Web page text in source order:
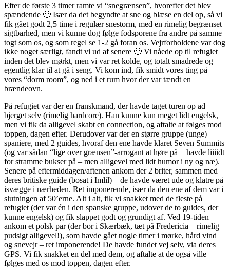
Efter de første 3 timer ramte vi “snegrænsen”, hvorefter det blev
spændende 🙂 Især da det begyndte at sne og blæse en del op, så vi
fik gået godt 2,5 time i regulær snestorm, med en rimelig begrænset
sigtbarhed, men vi kunne dog følge fodsporene fra andre på samme
togt som os, og som regel se 1-2 gå foran os. Vejrforholdene var dog
ikke noget særligt, fandt vi ud af senere 🙂 Vi nåede op til refugiet
inden det blev mørkt, men vi var ret kolde, og totalt smadrede og
egentlig klar til at gå i seng. Vi kom ind, fik smidt vores ting på
vores “dorm room”, og ned i et rum hvor der var tændt en
brændeovn.
På refugiet var der en franskmand, der havde taget turen op ad
bjerget selv (rimelig hardcore). Han kunne kun meget lidt engelsk,
men vi fik da alligevel skabt en connection, og aftalte at følges mod
toppen, dagen efter. Derudover var der en større gruppe (unge)
spaniere, med 2 guides, hvoraf den ene havde klaret Seven Summits
(og var sådan “lige over grænsen”-arrogant at høre på + havde liiiidt
for stramme bukser på – men alligevel med lidt humor i ny og næ).
Senere på eftermiddagen/aftenen ankom der 2 briter, sammen med
deres britiske guide (bosat i Imlil) – de havde været ude og klatre på
isvægge i nærheden. Ret imponerende, især da den ene af dem var i
slutningen af 50’erne. Alt i alt, fik vi snakket med de fleste på
refugiet (der var én i den spanske gruppe, udover de to guides, der
kunne engelsk) og fik slappet godt og grundigt af. Ved 19-tiden
ankom et polsk par (der bor i Skærbæk, tæt på Fredericia – rimelig
pudsigt alligevel!), som havde gået nogle timer i mørke, hård vind
og snevejr – ret imponerende! De havde fundet vej selv, via deres
GPS. Vi fik snakket en del med dem, og aftalte at de også ville
følges med os mod toppen, dagen efter.